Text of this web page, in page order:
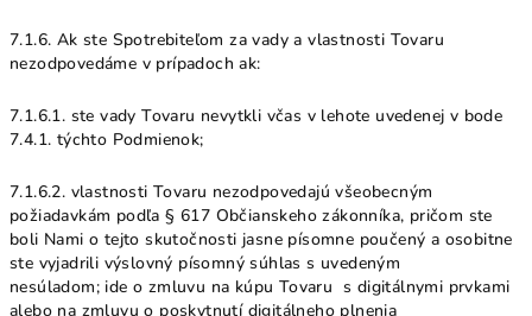
7.1.6. Ak ste Spotrebiteľom za vady a vlastnosti Tovaru
nezodpovedáme v prípadoch ak:
7.1.6.1. ste vady Tovaru nevytkli včas v lehote uvedenej v bode
7.4.1. týchto Podmienok;
7.1.6.2. vlastnosti Tovaru nezodpovedajú všeobecným
požiadavkám podľa § 617 Občianskeho zákonníka, pričom ste
boli Nami o tejto skutočnosti jasne písomne poučený a osobitne
ste vyjadrili výslovný písomný súhlas s uvedeným
nesúladom; ide o zmluvu na kúpu Tovaru s digitálnymi prvkami
alebo na zmluvu o poskytnutí digitálneho plnenia